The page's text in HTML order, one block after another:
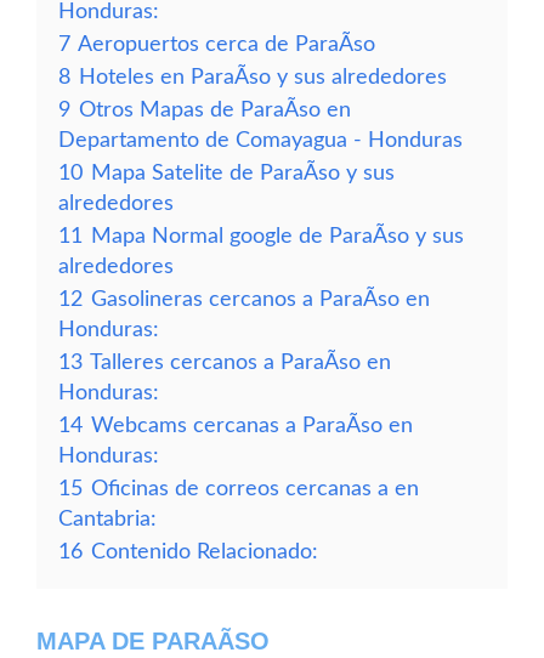
Honduras:
7 Aeropuertos cerca de ParaÃ­so
8 Hoteles en ParaÃ­so y sus alrededores
9 Otros Mapas de ParaÃ­so en
Departamento de Comayagua - Honduras
10 Mapa Satelite de ParaÃ­so y sus
alrededores
11
Mapa Normal google de ParaÃ­so y sus
alrededores
12 Gasolineras cercanos a ParaÃ­so en
Honduras:
13 Talleres cercanos a ParaÃ­so en
Honduras:
14 Webcams cercanas a ParaÃ­so en
Honduras:
15 Oficinas de correos cercanas a en
Cantabria:
16 Contenido Relacionado:
MAPA DE PARAÃ­SO